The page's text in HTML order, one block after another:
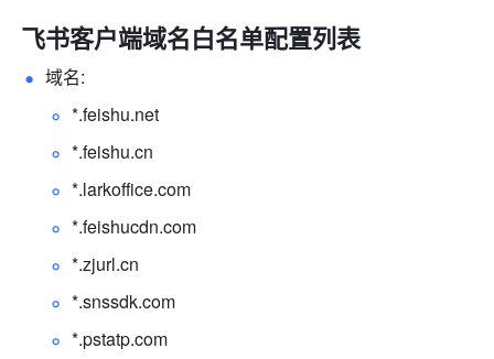
飞书客户端域名白名单配置列表
域名:
*.feishu.net
*.feishu.cn
*.larkoffice.com
*.feishucdn.com
*.zjurl.cn
*.snssdk.com
*.pstatp.com